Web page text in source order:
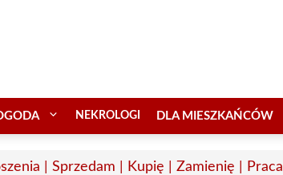
NEKROLOGI DLA MIESZKAŃCÓW
| Sprzedam | Kupię | Zamienię | Praca